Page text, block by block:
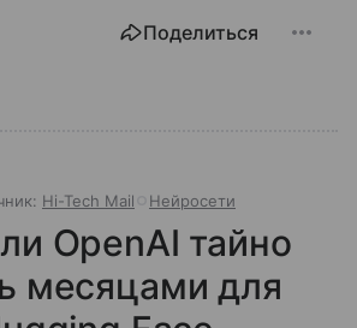
Поделиться
Hi-Tech Mail Нейросети
OpenAI тайно
месяцами для